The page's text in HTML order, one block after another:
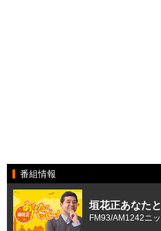
番組情報
垣花正あなた
FM93/AM1242ニ